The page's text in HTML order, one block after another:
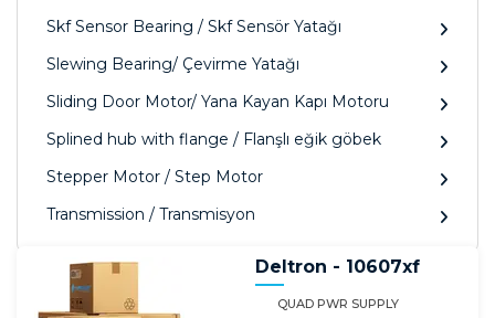
Skf Sensor Bearing / Skf Sensör Yatağı
Slewing Bearing/ Çevirme Yatağı
Sliding Door Motor/ Yana Kayan Kapı Motoru
Splined hub with flange / Flanşlı eğik göbek
Stepper Motor / Step Motor
Transmission / Transmisyon
Deltron - 10607xf
QUAD PWR SUPPLY